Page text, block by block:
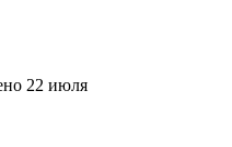
22 июля